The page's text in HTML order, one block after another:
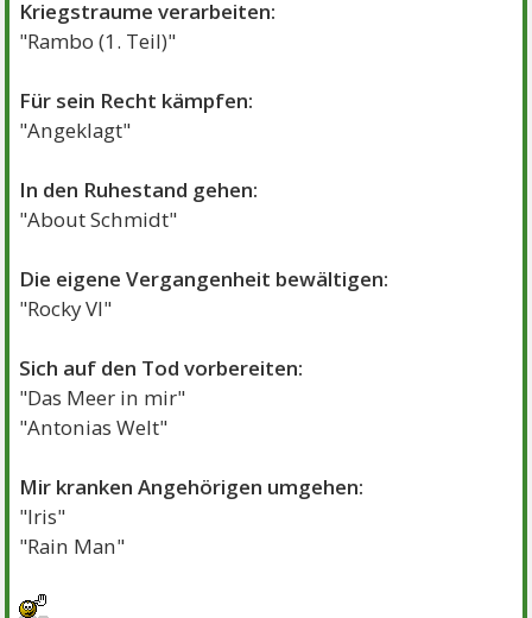
Kriegstraume verarbeiten:
"Rambo (1. Teil)"
Für sein Recht kämpfen:
"Angeklagt"
In den Ruhestand gehen:
"About Schmidt"
Die eigene Vergangenheit bewältigen:
"Rocky VI"
Sich auf den Tod vorbereiten:
"Das Meer in mir"
"Antonias Welt"
Mir kranken Angehörigen umgehen:
"Iris"
"Rain Man"